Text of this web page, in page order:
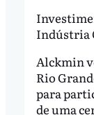
Indústria
Alckmin
Rio
para
de uma